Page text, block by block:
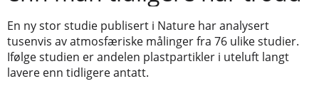
En ny stor studie publisert i Nature har analysert
tusenvis av atmosfæriske målinger fra 76 ulike studier.
Ifølge studien er andelen plastpartikler i uteluft langt
lavere enn tidligere antatt.